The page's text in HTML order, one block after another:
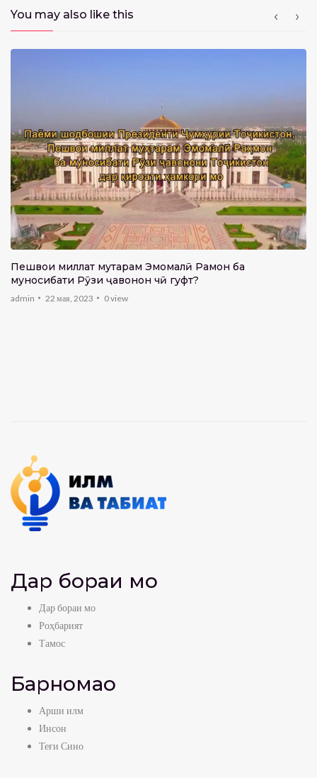
You may also like this
Пешвои миллат муҳтарам Эмомалӣ Раҳмон ба
муносибати Рӯзи ҷавонон чӣ гуфт?
admin 22 мая, 2023 0view
Дар бораи мо
Дар бораи мо
Роҳбарият
Тамос
Барномаҳо
Арши илм
Инсон
Теғи Сино